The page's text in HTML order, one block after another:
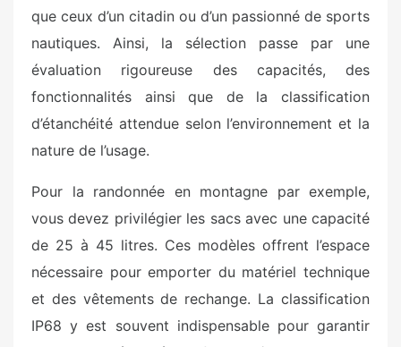
que ceux d’un citadin ou d’un passionné de sports
nautiques. Ainsi, la sélection passe par une
évaluation rigoureuse des capacités, des
fonctionnalités ainsi que de la classification
d’étanchéité attendue selon l’environnement et la
nature de l’usage.
Pour la randonnée en montagne par exemple,
vous devez privilégier les sacs avec une capacité
de 25 à 45 litres. Ces modèles offrent l’espace
nécessaire pour emporter du matériel technique
et des vêtements de rechange. La classification
IP68 y est souvent indispensable pour garantir